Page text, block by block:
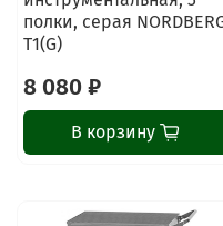
полки, серая
T1(G)
8 080 ₽
В корзину